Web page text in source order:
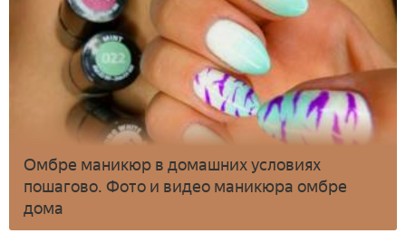
Омбре маникюр в домашних условиях
пошагово. Фото и видео маникюра омбре
дома